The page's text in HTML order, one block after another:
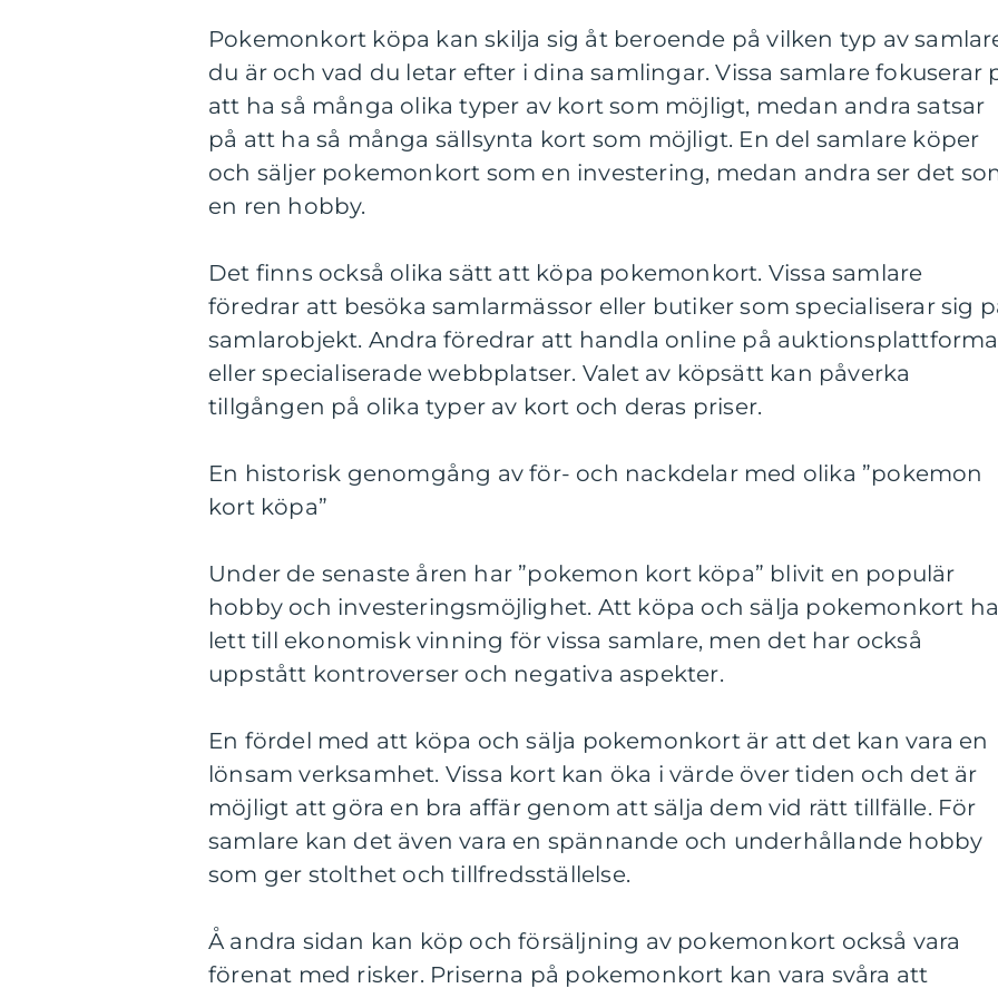
Pokemonkort köpa kan skilja sig åt beroende på vilken typ av
du är och vad du letar efter i dina samlingar. Vissa samlare fokuserar
att ha så många olika typer av kort som möjligt, medan andra satsar
på att ha så många sällsynta kort som möjligt. En del samlare köper
och säljer pokemonkort som en investering, medan andra ser det
en ren hobby.
Det finns också olika sätt att köpa pokemonkort. Vissa samlare
föredrar att besöka samlarmässor eller butiker som specialiserar sig
samlarobjekt. Andra föredrar att handla online på
eller specialiserade webbplatser. Valet av köpsätt kan påverka
tillgången på olika typer av kort och deras priser.
En historisk genomgång av för- och nackdelar med olika ”pokemon
kort köpa”
Under de senaste åren har ”pokemon kort köpa” blivit en populär
hobby och investeringsmöjlighet. Att köpa och sälja pokemonkort
lett till ekonomisk vinning för vissa samlare, men det har också
uppstått kontroverser och negativa aspekter.
En fördel med att köpa och sälja pokemonkort är att det kan vara en
lönsam verksamhet. Vissa kort kan öka i värde över tiden och det är
möjligt att göra en bra affär genom att sälja dem vid rätt tillfälle. För
samlare kan det även vara en spännande och underhållande hobby
som ger stolthet och tillfredsställelse.
Å andra sidan kan köp och försäljning av pokemonkort också vara
förenat med risker. Priserna på pokemonkort kan vara svåra att